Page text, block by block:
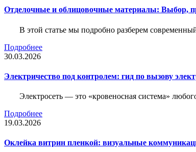
Отделочные и облицовочные материалы: Выбор,
В этой статье мы подробно разберем
Подробнее
30.03.2026
Электричество под контролем: гид по вызову
Электросеть — это «кровеносная система»
Подробнее
19.03.2026
Оклейка витрин пленкой: визуальные